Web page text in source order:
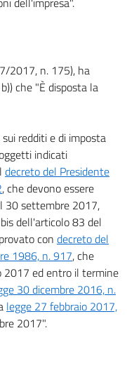
2017, n. 175), ha
che "È disposta la
redditi e di imposta
indicati
decreto del Presidente
, che devono essere
30 settembre 2017,
dell'articolo 83 del
con decreto del
1986, n. 917, che
2017 ed entro il termine
30 dicembre 2016, n.
legge 27 febbraio 2017,
2017".